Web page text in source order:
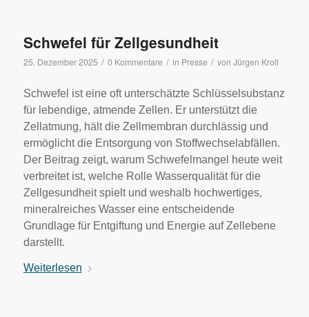
Schwefel für Zellgesundheit
25. Dezember 2025 / 0 Kommentare / in Presse / von Jürgen Kroll
Schwefel ist eine oft unterschätzte Schlüsselsubstanz
für lebendige, atmende Zellen. Er unterstützt die
Zellatmung, hält die Zellmembran durchlässig und
ermöglicht die Entsorgung von Stoffwechselabfällen.
Der Beitrag zeigt, warum Schwefelmangel heute weit
verbreitet ist, welche Rolle Wasserqualität für die
Zellgesundheit spielt und weshalb hochwertiges,
mineralreiches Wasser eine entscheidende
Grundlage für Entgiftung und Energie auf Zellebene
darstellt.
Weiterlesen